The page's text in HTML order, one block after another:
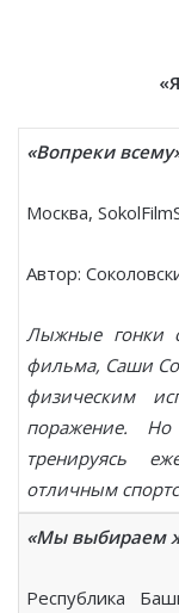
«Вопреки
Москва,
Автор:
Лыжные гонки
фильма, Саши
физическим
поражение.
тренируясь
отличным
«Мы выбираем
Республика